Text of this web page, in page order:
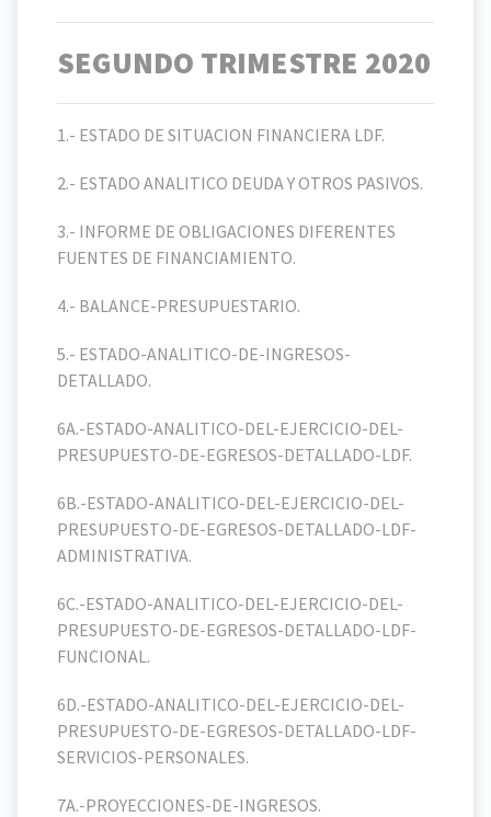
SEGUNDO TRIMESTRE 2020
1.- ESTADO DE SITUACION FINANCIERA LDF.
2.- ESTADO ANALITICO DEUDA Y OTROS PASIVOS.
3.- INFORME DE OBLIGACIONES DIFERENTES
FUENTES DE FINANCIAMIENTO.
4.- BALANCE-PRESUPUESTARIO.
5.- ESTADO-ANALITICO-DE-INGRESOS-
DETALLADO.
6A.-ESTADO-ANALITICO-DEL-EJERCICIO-DEL-
PRESUPUESTO-DE-EGRESOS-DETALLADO-LDF.
6B.-ESTADO-ANALITICO-DEL-EJERCICIO-DEL-
PRESUPUESTO-DE-EGRESOS-DETALLADO-LDF-
ADMINISTRATIVA.
6C.-ESTADO-ANALITICO-DEL-EJERCICIO-DEL-
PRESUPUESTO-DE-EGRESOS-DETALLADO-LDF-
FUNCIONAL.
6D.-ESTADO-ANALITICO-DEL-EJERCICIO-DEL-
PRESUPUESTO-DE-EGRESOS-DETALLADO-LDF-
SERVICIOS-PERSONALES.
7A.-PROYECCIONES-DE-INGRESOS.